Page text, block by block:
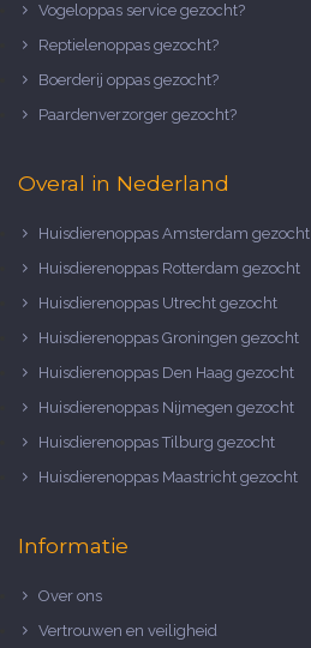
Vogeloppas service gezocht?
Reptielenoppas gezocht?
Boerderij oppas gezocht?
Paardenverzorger gezocht?
Overal in Nederland
Huisdierenoppas Amsterdam gezocht
Huisdierenoppas Rotterdam gezocht
Huisdierenoppas Utrecht gezocht
Huisdierenoppas Groningen gezocht
Huisdierenoppas Den Haag gezocht
Huisdierenoppas Nijmegen gezocht
Huisdierenoppas Tilburg gezocht
Huisdierenoppas Maastricht gezocht
Informatie
Over ons
Vertrouwen en veiligheid